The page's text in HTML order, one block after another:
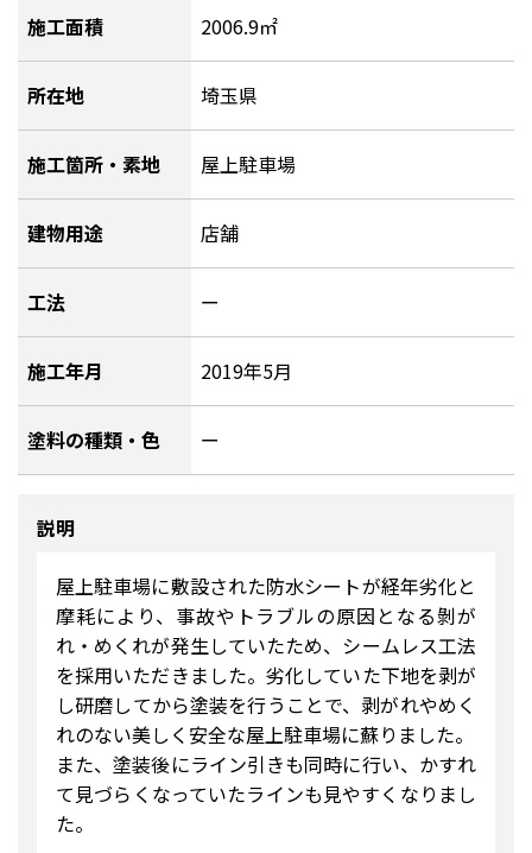
施工面積 2006.9㎡
所在地 埼玉県
施工箇所・素地 屋上駐車場
建物用途 店舗
工法 ー
施工年月 2019年5月
塗料の種類・色 ー
説明
屋上駐車場に敷設された防水シートが経年劣化と
摩耗により、事故やトラブルの原因となる剝が
れ・めくれが発生していたため、シームレス工法
を採用いただきました。劣化していた下地を剥が
し研磨してから塗装を行うことで、剥がれやめく
れのない美しく安全な屋上駐車場に蘇りました。
また、塗装後にライン引きも同時に行い、かすれ
て見づらくなっていたラインも見やすくなりまし
た。